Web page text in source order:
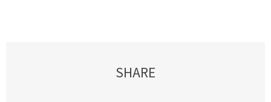
SHARE